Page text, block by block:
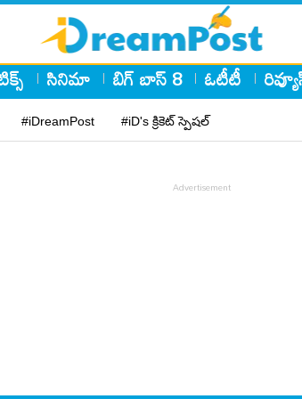
సినిమా బిగ్ బాస్ 8 ఓటీటీ
#iDreamPost #iD's క్రికెట్ స్పెషల్